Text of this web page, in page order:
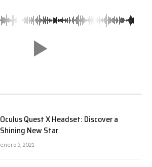
Oculus Quest X Headset: Discover a
Shining New Star
enero 5, 2021